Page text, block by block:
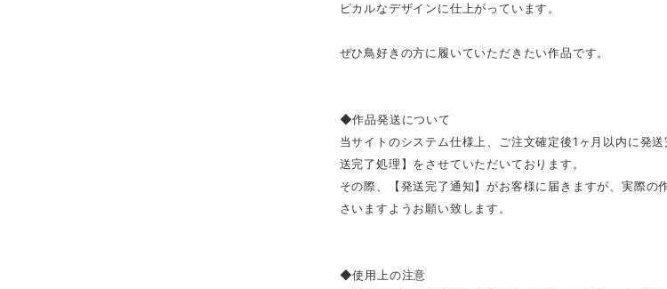
ピカルなデザインに仕上がっています。
ぜひ鳥好きの方に履いていただきたい作品です。
◆作品発送について
当サイトのシステム仕様上、ご注文確定後1ヶ月以内に発
送完了処理】をさせていただいております。
その際、【発送完了通知】がお客様に届きますが、実際
さいますようお願い致します。
◆使用上の注意